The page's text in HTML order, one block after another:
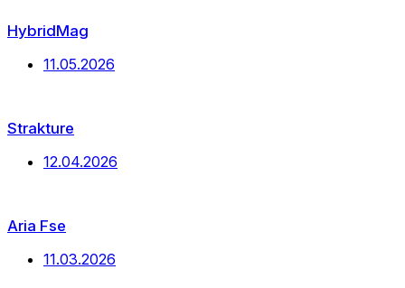
HybridMag
Дата
11.05.2026
Strakture
Дата
12.04.2026
Aria Fse
Дата
11.03.2026